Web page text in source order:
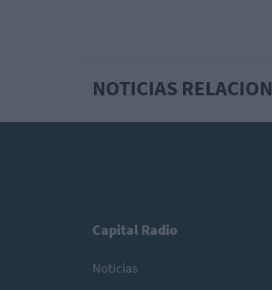
NOTICIAS
Capital Radio
Noticias